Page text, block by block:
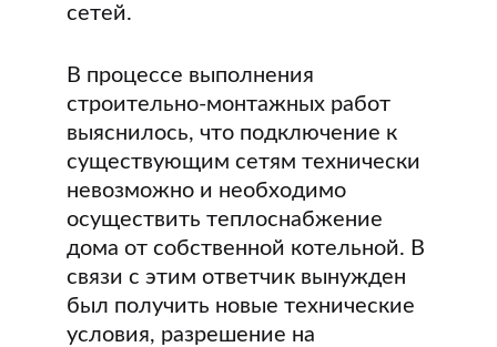
сетей.
В процессе выполнения
строительно-монтажных работ
выяснилось, что подключение к
существующим сетям технически
невозможно и необходимо
осуществить теплоснабжение
дома от собственной котельной. В
связи с этим ответчик вынужден
был получить новые технические
условия, разрешение на